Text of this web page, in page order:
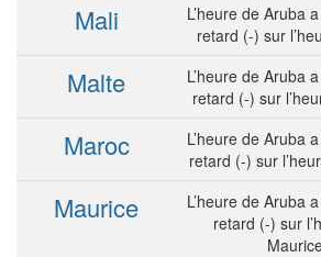
Mali L’heure de Aruba a
retard (-) sur
Malte L’heure de Aruba a
retard (-) sur
Maroc L’heure de Aruba a
retard (-) sur
Maurice L’heure de Aruba a
retard (-) sur